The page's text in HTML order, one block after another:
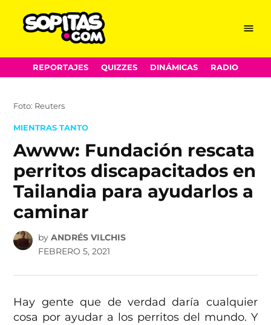
Skip
to
Menu
REPORTAJES QUIZZES DINÁMICAS RADIO
Foto: Reuters
POSTED
MIENTRAS TANTO
Awww: Fundación rescata
perritos discapacitados en
Tailandia para ayudarlos a
caminar
by ANDRÉS VILCHIS
FEBRERO 5, 2021
Hay gente que de verdad daría cualquier
cosa por ayudar a los perritos del mundo. Y